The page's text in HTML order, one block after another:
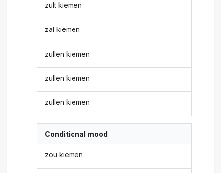
zult kiemen
zal kiemen
zullen kiemen
zullen kiemen
zullen kiemen
Conditional mood
zou kiemen